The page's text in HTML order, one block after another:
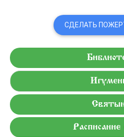
СДЕЛАТЬ
Расписание